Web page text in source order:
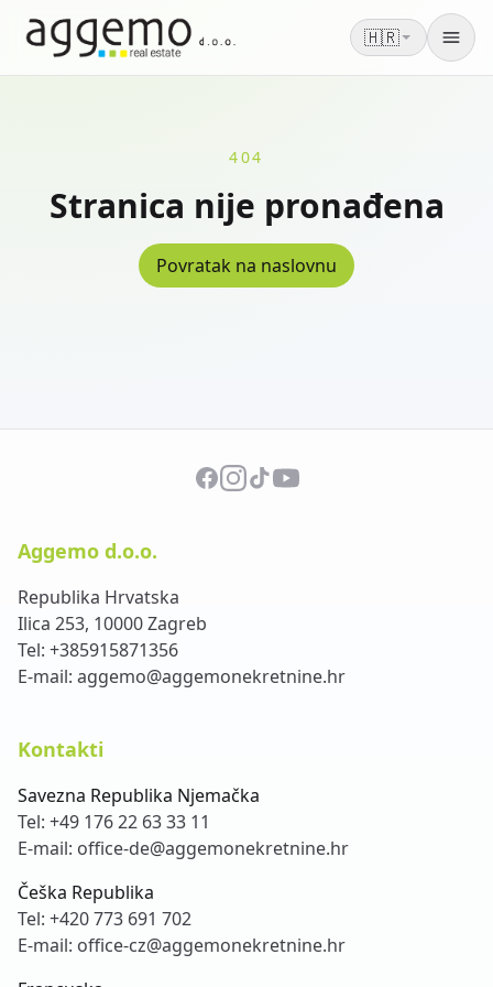
🇭🇷
404
Stranica nije pronađena
Povratak na naslovnu
Aggemo d.o.o.
Republika Hrvatska
Ilica 253, 10000 Zagreb
Tel: +385915871356
E-mail: aggemo@aggemonekretnine.hr
Kontakti
Savezna Republika Njemačka
Tel: +49 176 22 63 33 11
E-mail: office-de@aggemonekretnine.hr
Češka Republika
Tel: +420 773 691 702
E-mail: office-cz@aggemonekretnine.hr